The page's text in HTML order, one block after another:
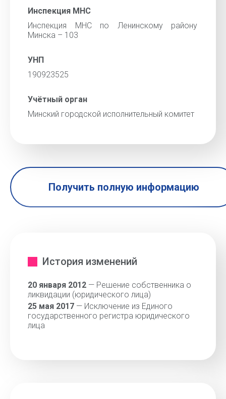
Инспекция МНС
Инспекция МНС по Ленинскому району
Минска – 103
УНП
190923525
Учётный орган
Минский городской исполнительный комитет
Получить полную информацию
История изменений
20 января 2012 — Решение собственника о
ликвидации (юридического лица)
25 мая 2017 — Исключение из Единого
государственного регистра юридического
лица